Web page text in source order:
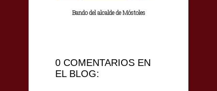
Bando del alcalde de Móstoles
0 COMENTARIOS EN
EL BLOG: